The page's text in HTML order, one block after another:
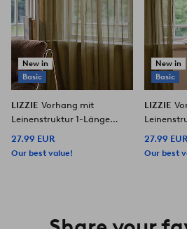
New in
Basic
LIZZIE Vorhang mit
Leinenstruktur 1-Länge
27.99 EUR
Our best value!
New in
Basic
LIZZIE
27.99 EUR
Our best